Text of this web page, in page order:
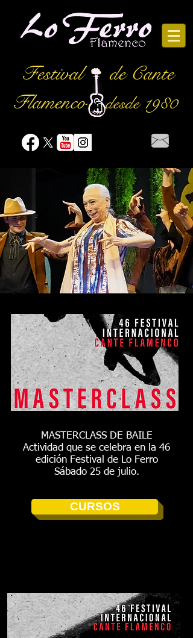
Festival
de Cante
Flamencodesde 1980
MASTERCLASS DE BAILE
Actividad que se celebra en la 46
edición Festival de Lo Ferro
Sábado 25 de julio.
CURSOS